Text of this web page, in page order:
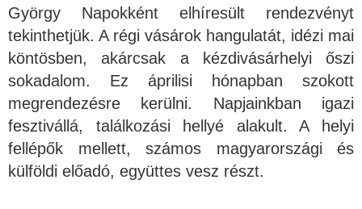
György Napokként elhíresült rendezvényt
tekinthetjük. A régi vásárok hangulatát, idézi mai
köntösben, akárcsak a kézdivásárhelyi őszi
sokadalom. Ez áprilisi hónapban szokott
megrendezésre kerülni. Napjainkban igazi
fesztivállá, találkozási hellyé alakult. A helyi
fellépők mellett, számos magyarországi és
külföldi előadó, együttes vesz részt.